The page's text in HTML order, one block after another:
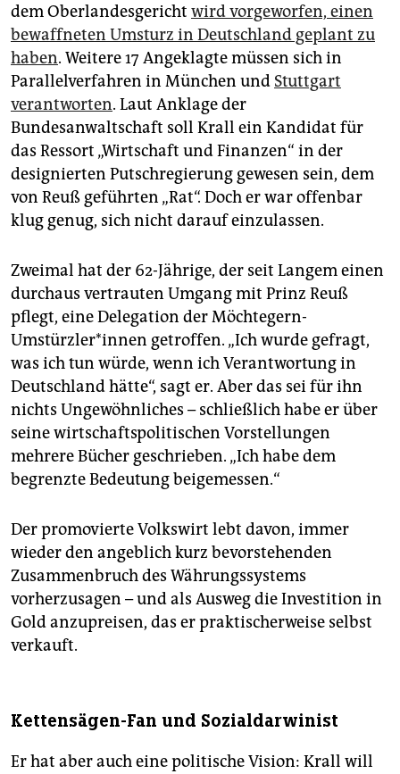
dem Oberlandesgericht wird vorgeworfen, einen
bewaffneten Umsturz in Deutschland geplant zu
haben. Weitere 17 Angeklagte müssen sich in
Parallelverfahren in München und Stuttgart
verantworten. Laut Anklage der
Bundesanwaltschaft soll Krall ein Kandidat für
das Ressort „Wirtschaft und Finanzen“ in der
designierten Putschregierung gewesen sein, dem
von Reuß geführten „Rat“. Doch er war offenbar
klug genug, sich nicht darauf einzulassen.
Zweimal hat der 62-Jährige, der seit Langem einen
durchaus vertrauten Umgang mit Prinz Reuß
pflegt, eine Delegation der Möchtegern-
Umstürzler*innen getroffen. „Ich wurde gefragt,
was ich tun würde, wenn ich Verantwortung in
Deutschland hätte“, sagt er. Aber das sei für ihn
nichts Ungewöhnliches – schließlich habe er über
seine wirtschaftspolitischen Vorstellungen
mehrere Bücher geschrieben. „Ich habe dem
begrenzte Bedeutung beigemessen.“
Der promovierte Volkswirt lebt davon, immer
wieder den angeblich kurz bevorstehenden
Zusammenbruch des Währungssystems
vorherzusagen – und als Ausweg die Investition in
Gold anzupreisen, das er praktischerweise selbst
verkauft.
Kettensägen-Fan und Sozialdarwinist
Er hat aber auch eine politische Vision: Krall will